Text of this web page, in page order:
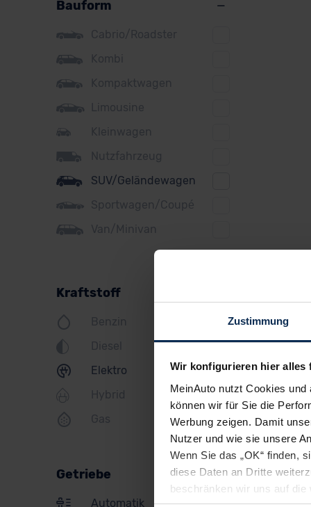
Zustimmung
Wir konfigurieren hier alles
MeinAuto nutzt Cookies
können wir für Sie die
Werbung zeigen. Damit
Nutzer und wie sie unsere
Wenn Sie das „OK“ finden,
diese Daten an Dritte
beschränken wir uns auf
Citroen
Cupra
DS
Dacia
Fiat
Ford
Honda
Lexus
MINI
Mazda
Mercedes
Mitsubishi
Peugeot
Bauform
Cabrio/Roadster
Kombi
Kompaktwagen
Limousine
Kleinwagen
Nutzfahrzeug
SUV/Geländewagen
Sportwagen/Coupé
Van/Minivan
Kraftstoff
Benzin
Diesel
Elektro
Hybrid
Gas
Getriebe
Automatik